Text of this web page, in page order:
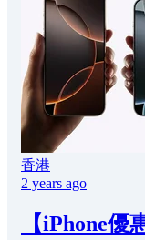
香港
2 years ago
【iPhone優